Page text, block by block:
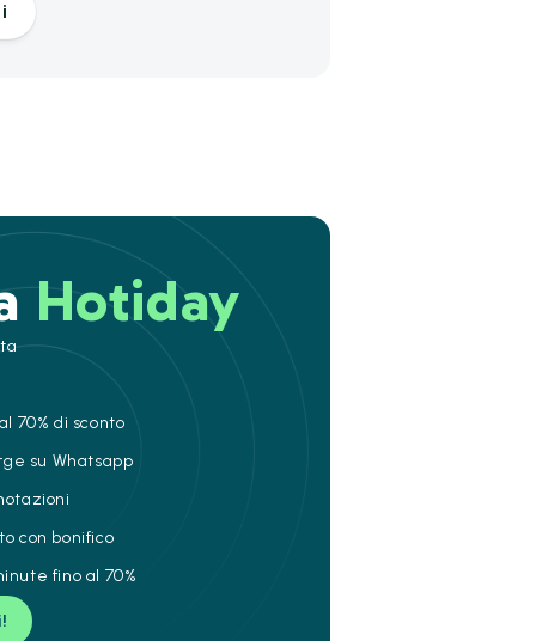
Hotiday
70% di sconto
su Whatsapp
con bonifico
fino al 70%